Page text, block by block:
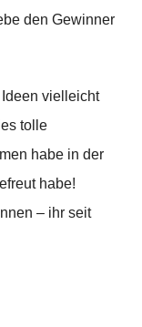
den Gewinner
vielleicht
tolle
habe in der
habe!
– ihr seit